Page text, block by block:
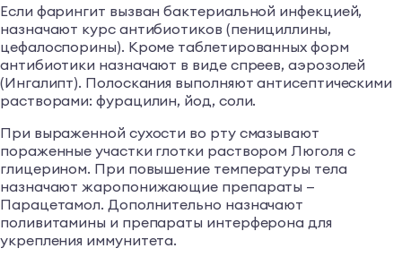
Если фарингит вызван бактериальной инфекцией,
назначают курс антибиотиков (пенициллины,
цефалоспорины). Кроме таблетированных форм
антибиотики назначают в виде спреев, аэрозолей
(Ингалипт). Полоскания выполняют антисептическими
растворами: фурацилин, йод, соли.
При выраженной сухости во рту смазывают
пораженные участки глотки раствором Люголя с
глицерином. При повышение температуры тела
назначают жаропонижающие препараты —
Парацетамол. Дополнительно назначают
поливитамины и препараты интерферона для
укрепления иммунитета.